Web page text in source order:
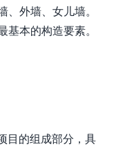
外墙、女儿墙。
本的构造要素。
目的组成部分，具